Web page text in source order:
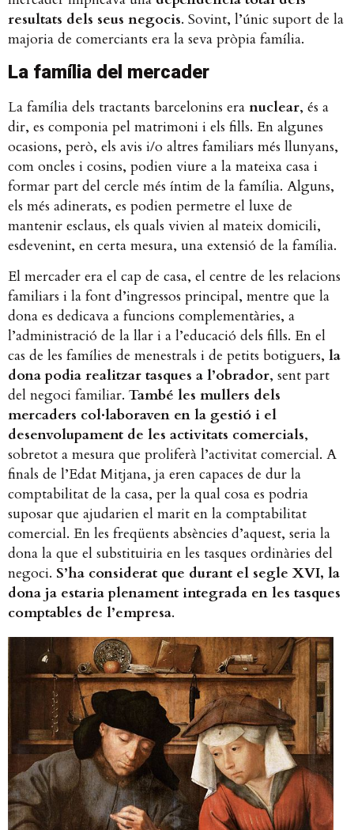
resultats dels seus negocis. Sovint, l’únic suport de la
majoria de comerciants era la seva pròpia família.
La família del mercader
La família dels tractants barcelonins era nuclear, és a
dir, es componia pel matrimoni i els fills. En algunes
ocasions, però, els avis i/o altres familiars més llunyans,
com oncles i cosins, podien viure a la mateixa casa i
formar part del cercle més íntim de la família. Alguns,
els més adinerats, es podien permetre el luxe de
mantenir esclaus, els quals vivien al mateix domicili,
esdevenint, en certa mesura, una extensió de la família.
El mercader era el cap de casa, el centre de les relacions
familiars i la font d’ingressos principal, mentre que la
dona es dedicava a funcions complementàries, a
l’administració de la llar i a l’educació dels fills. En el
cas de les famílies de menestrals i de petits botiguers, la
dona podia realitzar tasques a l’obrador, sent part
del negoci familiar. També les mullers dels
mercaders col·laboraven en la gestió i el
desenvolupament de les activitats comercials,
sobretot a mesura que proliferà l’activitat comercial. A
finals de l’Edat Mitjana, ja eren capaces de dur la
comptabilitat de la casa, per la qual cosa es podria
suposar que ajudarien el marit en la comptabilitat
comercial. En les freqüents absències d’aquest, seria la
dona la que el substituiria en les tasques ordinàries del
negoci. S’ha considerat que durant el segle XVI, la
dona ja estaria plenament integrada en les tasques
comptables de l’empresa.